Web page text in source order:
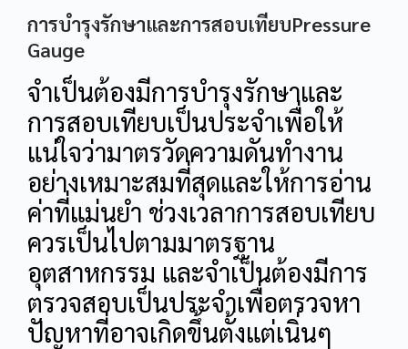
การบำรุงรักษาและการสอบเทียบPressure
Gauge
จำเป็นต้องมีการบำรุงรักษาและ
การสอบเทียบเป็นประจำเพื่อให้
แน่ใจว่ามาตรวัดความดันทำงาน
อย่างเหมาะสมที่สุดและให้การอ่าน
ค่าที่แม่นยำ ช่วงเวลาการสอบเทียบ
ควรเป็นไปตามมาตรฐาน
อุตสาหกรรม และจำเป็นต้องมีการ
ตรวจสอบเป็นประจำเพื่อตรวจหา
ปัญหาที่อาจเกิดขึ้นตั้งแต่เนิ่นๆ